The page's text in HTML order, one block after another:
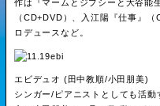
作は『マームとジプシーと大谷能
（CD+DVD）、入江陽『仕事』（
ロデュースなど。
エビデュオ (田中教順/小田朋美)
シンガー/ピアニストとしても活動